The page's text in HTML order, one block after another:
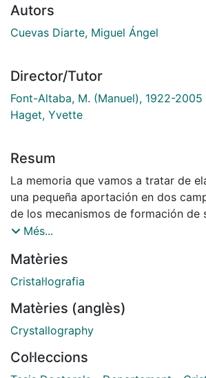
Autors
Cuevas Diarte, Miguel Ángel
Director/Tutor
Font-Altaba, M. (Manuel), 1922-2005
Haget, Yvette
Resum
La memoria que vamos a tratar de
una pequeña aportación en dos
de los mecanismos de formación de
entre compuestos orgánicos, y el de
tema, aunque hay muchos puntos de
el interés que presentan las
más en una investigación de equipo.
investigación se ha realizado en el
"Université de Bordeaux I",
Més...
Matèries
Cristal·lografia
Matèries (anglès)
Crystallography
Col·leccions